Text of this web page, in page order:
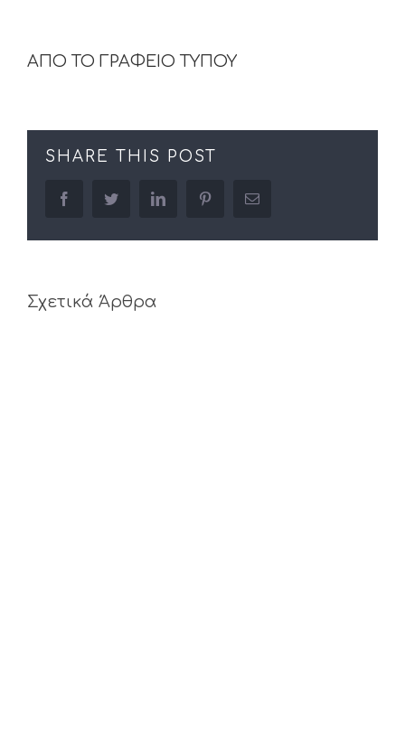
ΑΠΟ ΤΟ ΓΡΑΦΕΙΟ ΤΥΠΟΥ
SHARE THIS POST
facebooktwitter linkedin pinterestEmail
Σχετικά Άρθρα